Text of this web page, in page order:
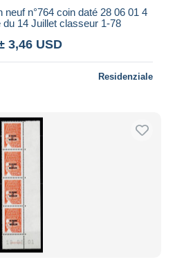
neuf n°764 coin daté 28 06 01 4
14 Juillet classeur 1-78
3,46 USD
Residenziale